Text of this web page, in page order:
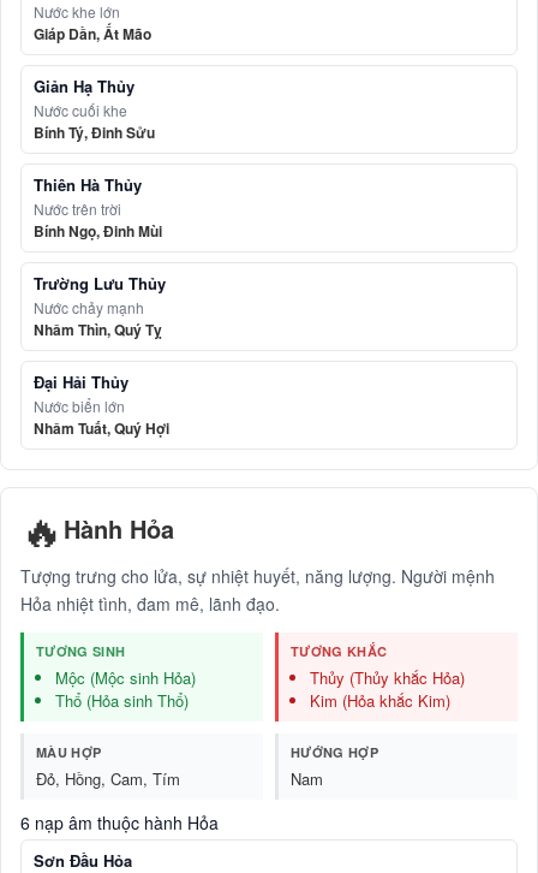
Nước khe lớn
Giáp Dần, Ất Mão
Giản Hạ Thủy
Nước cuối khe
Bính Tý, Đinh Sửu
Thiên Hà Thủy
Nước trên trời
Bính Ngọ, Đinh Mùi
Trường Lưu Thủy
Nước chảy mạnh
Nhâm Thìn, Quý Tỵ
Đại Hải Thủy
Nước biển lớn
Nhâm Tuất, Quý Hợi
🔥 Hành Hỏa
Tượng trưng cho lửa, sự nhiệt huyết, năng lượng. Người mệnh
Hỏa nhiệt tình, đam mê, lãnh đạo.
TƯƠNG SINH
Mộc (Mộc sinh Hỏa)
Thổ (Hỏa sinh Thổ)
TƯƠNG KHẮC
Thủy (Thủy khắc Hỏa)
Kim (Hỏa khắc Kim)
MÀU HỢP
Đỏ, Hồng, Cam, Tím
HƯỚNG HỢP
Nam
6 nạp âm thuộc hành Hỏa
Sơn Đầu Hỏa